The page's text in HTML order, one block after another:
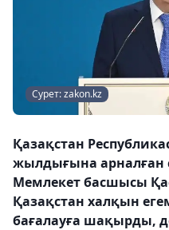
Сурет: zakon.kz
Қазақстан
жылдығына арналған
Мемлекет басшысы
Қазақстан халқын
бағалауға шақырды,